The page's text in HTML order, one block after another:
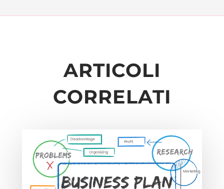
ARTICOLI
CORRELATI